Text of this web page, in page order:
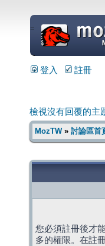
=
登入 註冊
檢視沒有回覆的主
MozTW» 討論區首
您必須註冊後才
多的權限。在註